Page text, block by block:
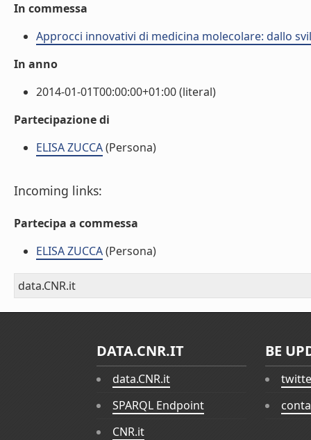
In commessa
Approcci innovativi di medicina molecolare: dallo
In anno
2014-01-01T00:00:00+01:00 (literal)
Partecipazione di
ELISA ZUCCA(Persona)
Incoming links:
Partecipa a commessa
ELISA ZUCCA(Persona)
data.CNR.it
DATA.CNR.IT
data.CNR.it
SPARQL Endpoint
CNR.it
BE